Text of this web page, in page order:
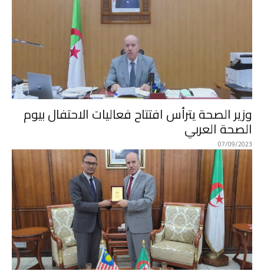
وزير الصحة يترأس افتتاح فعاليات الاحتفال بيوم
الصحة العربي
07/09/2023